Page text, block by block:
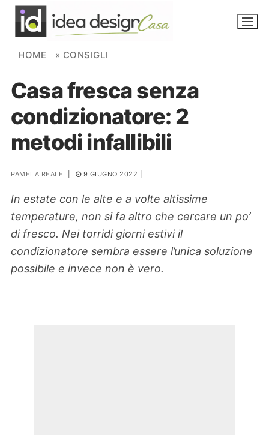
Skip to content
NOVITÀ
AMBIENTI
FAI DA TE
PIANTE
Ortaggio
Search for:
HOME » CONSIGLI
Casa fresca senza
condizionatore: 2
metodi infallibili
PAMELA REALE 9 GIUGNO 2022
In estate con le alte e a volte altissime
temperature, non si fa altro che cercare un po’
di fresco. Nei torridi giorni estivi il
condizionatore sembra essere l’unica soluzione
possibile e invece non è vero.